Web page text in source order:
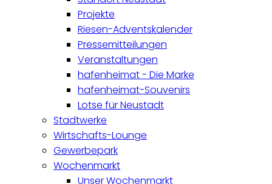
Projekte
Riesen-Adventskalender
Pressemitteilungen
Veranstaltungen
hafenheimat - Die Marke
hafenheimat-Souvenirs
Lotse für Neustadt
Stadtwerke
Wirtschafts-Lounge
Gewerbepark
Wochenmarkt
Unser Wochenmarkt